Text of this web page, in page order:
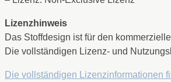
Lizenzhinweis
Das Stoffdesign ist für den
Die vollständigen Lizenz- und
Die vollständigen Lizenzinformationen